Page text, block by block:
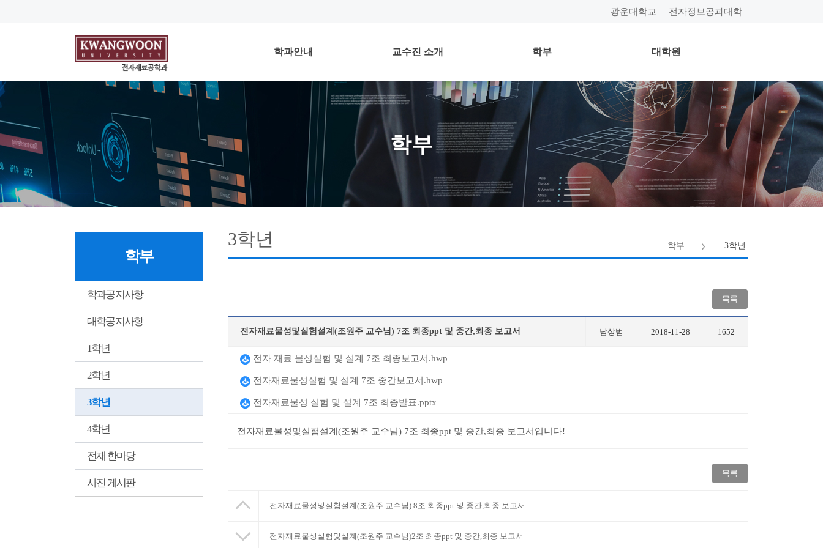
광운대학교 전자정보공과대학
학과안내 교수진 소개 학부 대학원
학부
학부
학과공지사항
대학공지사항
1학년
2학년
3학년
4학년
전재 한마당
사진 게시판
학부 3학년
3학년
목록
전자재료물성및실험설계(조원주 교수님) 7조 최종ppt 및 중간,최종 보고서 남상범 2018-11-28 1652
전자 재료 물성실험 및 설계 7조 최종보고서.hwp
전자재료물성실험 및 설계 7조 중간보고서.hwp
전자재료물성 실험 및 설계 7조 최종발표.pptx
전자재료물성및실험설계(조원주 교수님) 7조 최종ppt 및 중간,최종 보고서입니다!
목록
전자재료물성및실험설계(조원주 교수님) 8조 최종ppt 및 중간,최종 보고서
전자재료물성실험및설계(조원주 교수님)2조 최종ppt 및 중간,최종 보고서